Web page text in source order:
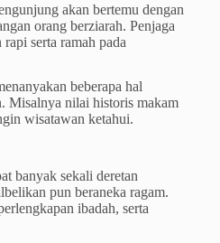
akan bertemu dengan
orang berziarah. Penjaga
serta ramah pada
beberapa hal
Misalnya nilai historis makam
wisatawan ketahui.
banyak sekali deretan
pun beraneka ragam.
ibadah, serta